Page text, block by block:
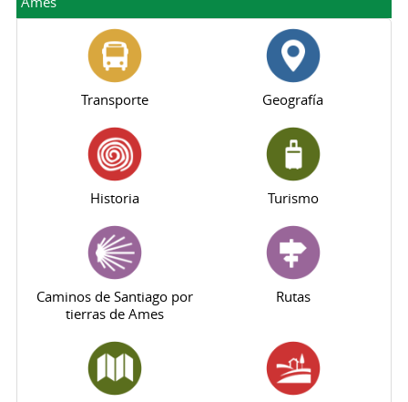
Transporte Geografía
Historia Turismo
Caminos de Santiago por
tierras de Ames
Rutas